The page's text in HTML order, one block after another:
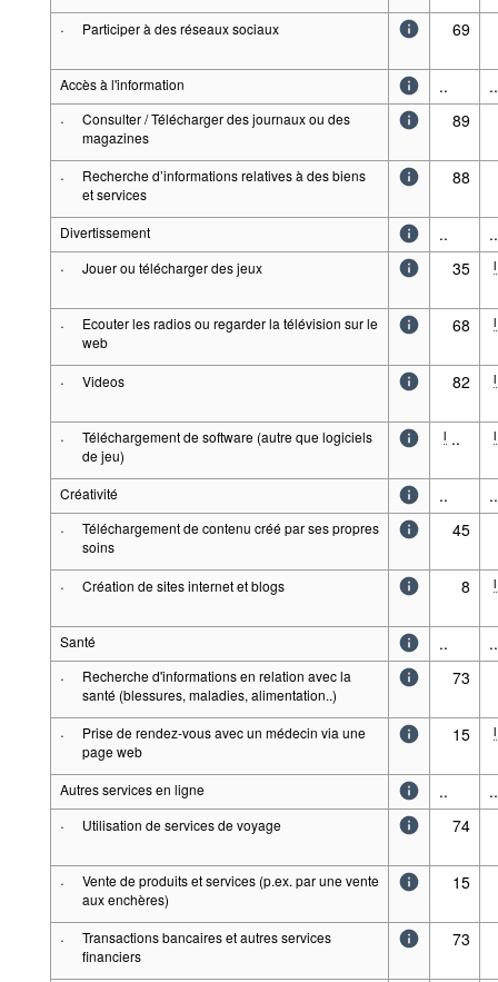
· Participer à des réseaux sociaux 69
Accès à l'information ..
..
·
Consulter / Télécharger des journaux ou des
magazines
89
·
Recherche d’informations relatives à des biens
et services
88
Divertissement ..
..
·
Jouer ou télécharger des jeux 35 l
·
Ecouter les radios ou regarder la télévision sur le
web
68 l
· Videos 82 l
·
Téléchargement de software (autre que logiciels
de jeu)
l .. l
Créativité ..
..
·
Téléchargement de contenu créé par ses propres
soins
45
· Création de sites internet et blogs 8 l
Santé ..
..
·
Recherche d'informations en relation avec la
santé (blessures, maladies, alimentation..)
73
·
Prise de rendez-vous avec un médecin via une
page web
15 l
Autres services en ligne ..
..
·
Utilisation de services de voyage 74
·
Vente de produits et services (p.ex. par une vente
aux enchères)
15
·
Transactions bancaires et autres services
financiers
73